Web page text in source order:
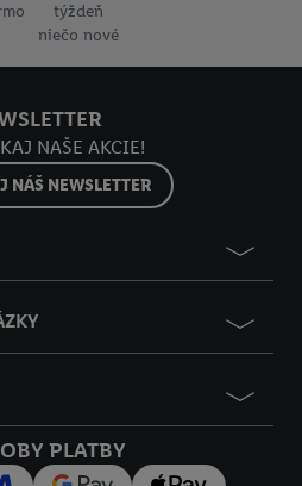
týždeň
niečo nové
NAŠE AKCIE!
NÁŠ NEWSLETTER
PLATBY